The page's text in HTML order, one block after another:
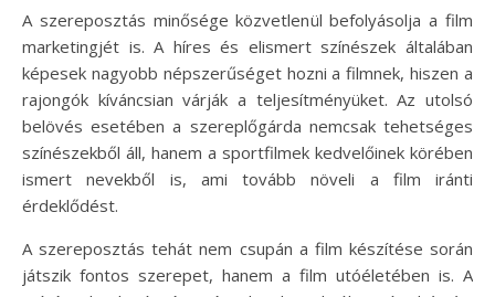
A szereposztás minősége közvetlenül befolyásolja a film
marketingjét is. A híres és elismert színészek általában
képesek nagyobb népszerűséget hozni a filmnek, hiszen a
rajongók kíváncsian várják a teljesítményüket. Az utolsó
belövés esetében a szereplőgárda nemcsak tehetséges
színészekből áll, hanem a sportfilmek kedvelőinek körében
ismert nevekből is, ami tovább növeli a film iránti
érdeklődést.
A szereposztás tehát nem csupán a film készítése során
játszik fontos szerepet, hanem a film utóéletében is. A